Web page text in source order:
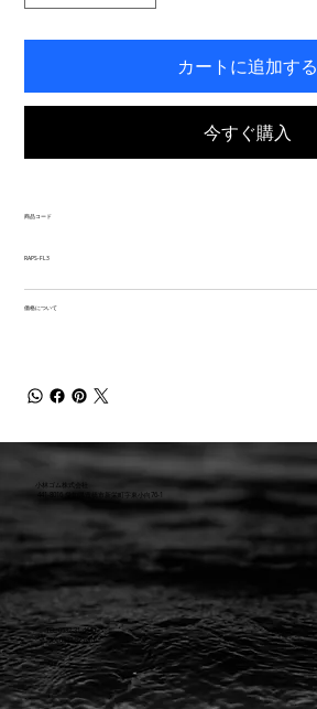
カートに追加する
今すぐ購入
商品コード
RAPS-FL3
価格について
小林ゴム株式会社
441-8016 愛知県豊橋市新栄町字東小向76-1
TEL:0532-31-4646
FAX:0532-32-6810